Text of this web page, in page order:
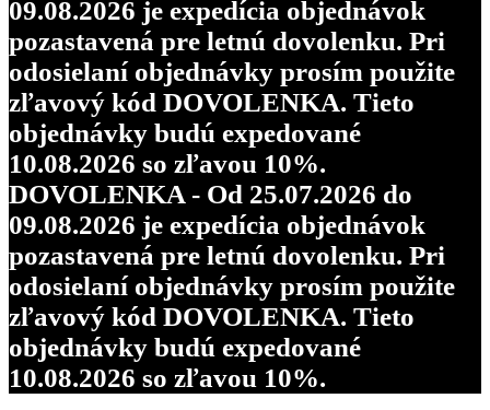
09.08.2026 je expedícia objednávok
pozastavená pre letnú dovolenku. Pri
odosielaní objednávky prosím použite
zľavový kód DOVOLENKA. Tieto
objednávky budú expedované
10.08.2026 so zľavou 10%.
DOVOLENKA - Od 25.07.2026 do
09.08.2026 je expedícia objednávok
pozastavená pre letnú dovolenku. Pri
odosielaní objednávky prosím použite
zľavový kód DOVOLENKA. Tieto
objednávky budú expedované
10.08.2026 so zľavou 10%.